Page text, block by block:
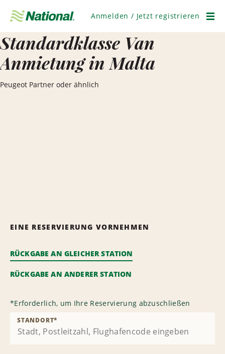
überspringen
Anmelden / Jetzt registrieren
Standardklasse Van
Anmietung in Malta
Peugeot Partner oder ähnlich
EINE RESERVIERUNG VORNEHMEN
RÜCKGABE AN GLEICHER STATION
RÜCKGABE AN ANDERER STATION
*Erforderlich, um Ihre Reservierung abzuschließen
STANDORT*